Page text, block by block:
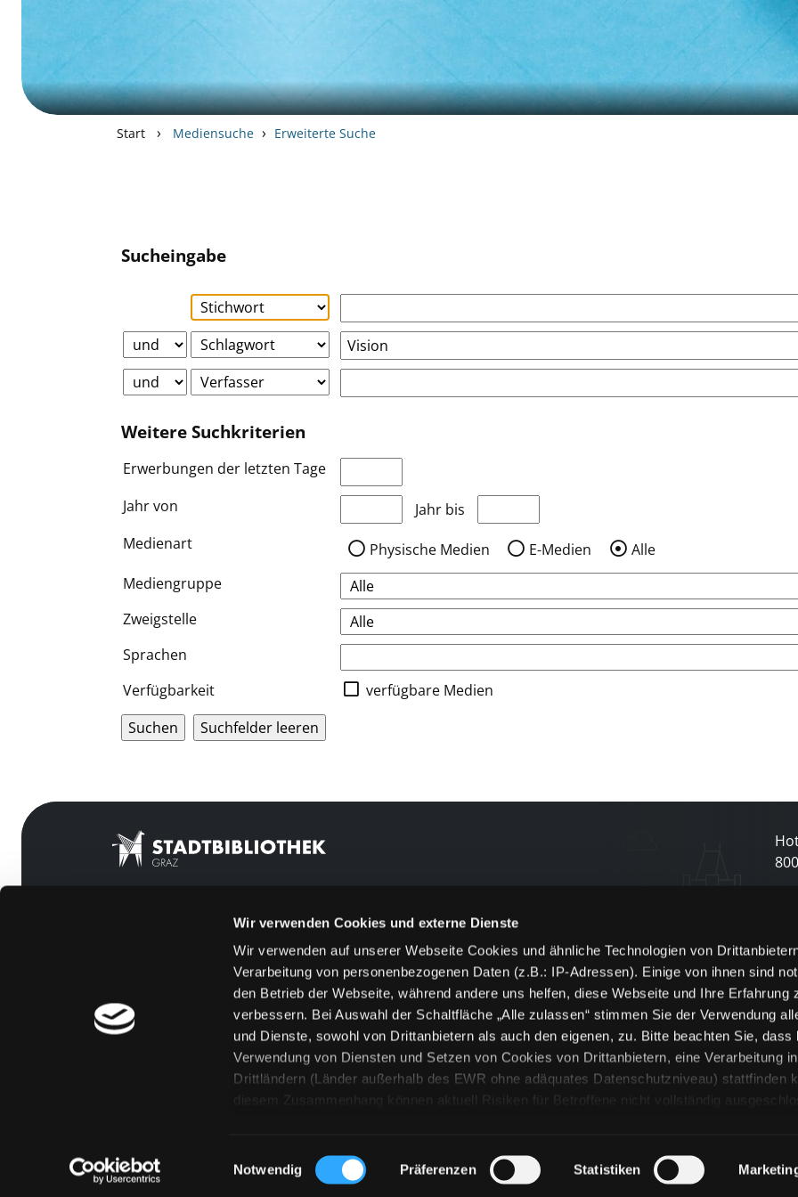
Wir verwenden Cookies und externe Dienste
Wir verwenden auf unserer Webseite Cookies und ähnliche Technologien von
Verarbeitung von personenbezogenen Daten (z.B.: IP-Adressen). Einige von ihnen sind
den Betrieb der Webseite, während andere uns helfen, diese Webseite und Ihre Erfahrung
verbessern. Bei Auswahl der Schaltfläche „Alle zulassen“ stimmen Sie der Verwendung
und Dienste, sowohl von Drittanbietern als auch den eigenen, zu. Bitte beachten Sie, dass
Verwendung von Diensten und Setzen von Cookies von Drittanbietern, eine Verarbeitung
Drittländern (Länder außerhalb des EWR ohne adäquates Datenschutzniveau) stattfinden
diesem Zusammenhang können aktuell Risiken für Betroffene nicht vollständig
„Details zeigen“ finden Sie Erklärungen zu den verschiedenen Kategorien von Cookies und
Technologien. Selbstverständlich können Sie über unsere „Cookie-Einstellungen“ unter
Einwilligungsauswahl
Notwendig Präferenzen Statistiken
Start › Mediensuche › Erweiterte Suche
Sucheingabe
Weitere Suchkriterien
Erwerbungen der letzten Tage
Jahr von
Medien anzeigen, die nach dem Jahr veröffentlicht wurden
Jahr bis
Medienart
Physische Medien E-Medien
Alle
Mediengruppe
Zweigstelle
Sprachen
Verfügbarkeit
verfügbare Medien
800
[kju:b]
Feedback
Kontakt
Über uns
Jobs
Medienwunsch
FAQs